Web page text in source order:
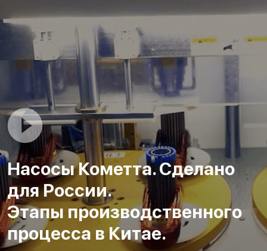
Насосы Кометта. Сделано
для России.
Этапы производственного
процесса в Китае.